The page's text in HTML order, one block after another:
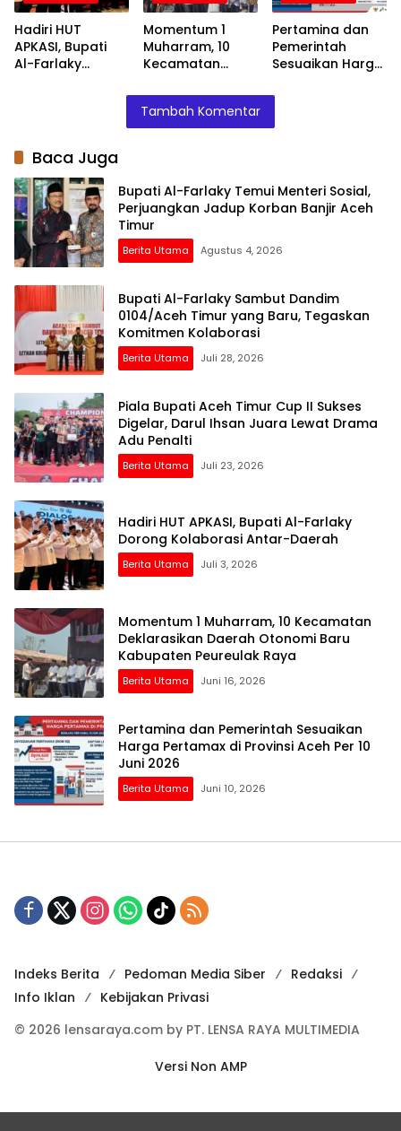
Hadiri HUT
APKASI, Bupati
Al-Farlaky
Momentum 1
Muharram, 10
Kecamatan
Daerah Otonomi
Baru Kabupaten
Peureulak Raya
Pertamina dan
Pemerintah
Sesuaikan Harga
Provinsi Aceh Per
Tambah Komentar
Baca Juga
Bupati Al-Farlaky Temui Menteri Sosial,
Perjuangkan Jadup Korban Banjir Aceh
Timur
Berita Utama Agustus 4, 2026
Bupati Al-Farlaky Sambut Dandim
0104/Aceh Timur yang Baru, Tegaskan
Komitmen Kolaborasi
Berita Utama Juli 28, 2026
Piala Bupati Aceh Timur Cup II Sukses
Digelar, Darul Ihsan Juara Lewat Drama
Adu Penalti
Berita Utama Juli 23, 2026
Hadiri HUT APKASI, Bupati Al-Farlaky
Dorong Kolaborasi Antar-Daerah
Berita Utama Juli 3, 2026
Momentum 1 Muharram, 10 Kecamatan
Deklarasikan Daerah Otonomi Baru
Kabupaten Peureulak Raya
Berita Utama Juni 16, 2026
Pertamina dan Pemerintah Sesuaikan
Harga Pertamax di Provinsi Aceh Per 10
Juni 2026
Berita Utama Juni 10, 2026
Indeks Berita Pedoman Media Siber
Redaksi
Info Iklan
Kebijakan Privasi
© 2026 lensaraya.com by PT. LENSA RAYA MULTIMEDIA
Versi Non AMP